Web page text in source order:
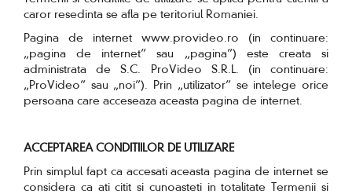
caror resedinta se afla pe teritoriul Romaniei.
Pagina de internet www.provideo.ro (in continuare:
„pagina de internet” sau „pagina”) este creata si
administrata de S.C. ProVideo S.R.L. (in continuare:
„ProVideo” sau „noi”). Prin „utilizator” se intelege orice
persoana care acceseaza aceasta pagina de internet.
ACCEPTAREA CONDITIILOR DE UTILIZARE
Prin simplul fapt ca accesati aceasta pagina de internet se
considera ca ati citit si cunoasteti in totalitate Termenii si